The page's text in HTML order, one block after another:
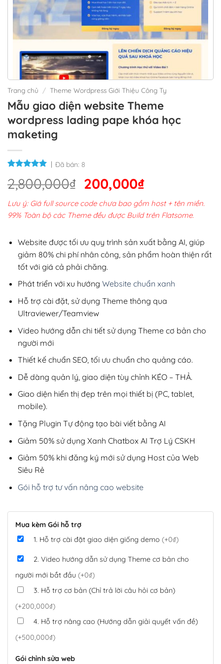
Trang chủ / Theme Wordpress Giới Thiệu Công Ty
Mẫu giao diện website Theme
wordpress lading pape khóa học
maketing
Đã bán: 8
2,800,000₫ Giá
gốc
là:
2,800,000₫.
200,000₫Giá
hiện
tại
200,000₫.
Lưu ý: Giá full source code chưa bao gồm host + tên miền.
99% Toàn bộ các Theme đều được Build trên Flatsome.
Website được tối ưu quy trình sản xuất bằng AI, giúp
giảm 80% chi phí nhân công, sản phẩm hoàn thiện rất
tốt với giá cả phải chăng.
Phát triển với xu hướng Website chuẩn xanh
Hỗ trợ cài đặt, sử dụng Theme thông qua
Ultraviewer/Teamview
Video hướng dẫn chi tiết sử dụng Theme cơ bản cho
người mới
Thiết kế chuẩn SEO, tối ưu chuẩn cho quảng cáo.
Dễ dàng quản lý, giao diện tùy chỉnh KÉO – THẢ.
Giao diện hiển thị đẹp trên mọi thiết bị (PC, tablet,
mobile).
Tặng Plugin Tự động tạo bài viết bằng AI
Giảm 50% sử dụng Xanh Chatbox AI Trợ Lý CSKH
Giảm 50% khi đăng ký mới sử dụng Host của Web
Siêu Rẻ
Gói hỗ trợ tư vấn nâng cao website
Mua kèm Gói hỗ trợ
1. Hỗ trợ cài đặt giao diện giống demo (+0₫)
2. Video hướng dẫn sử dụng Theme cơ bản cho
người mới bắt đầu (+0₫)
3. Hỗ trợ cơ bản (Chỉ trả lời câu hỏi cơ bản)
(+200,000₫)
4. Hỗ trợ nâng cao (Hướng dẫn giải quyết vấn đề)
(+500,000₫)
Gói chỉnh sửa web